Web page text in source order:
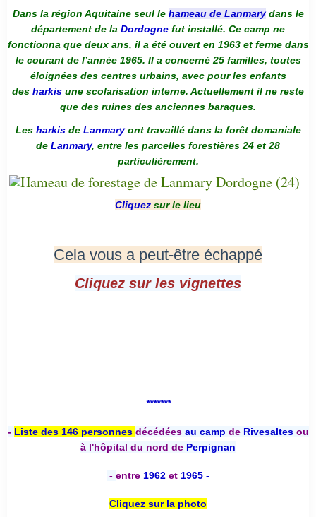
Dans la région Aquitaine seul le hameau de Lanmarydans le
département de la Dordogne fut installé. Ce camp ne
fonctionna que deux ans, il a été ouvert en 1963 et ferme dans
le courant de l’année 1965. Il a concerné 25 familles, toutes
éloignées des centres urbains, avec pour les enfants
des harkis une scolarisation interne. Actuellement il ne reste
que des ruines des anciennes baraques.
Les harkis de Lanmaryont travaillé dans la forêt domaniale
de Lanmary, entre les parcelles forestières 24 et 28
particulièrement.
Cliquez sur le lieu
Cela vous a peut-être échappé
Cliquez sur les vignettes
*******
- Liste des 146 personnes décédées au camp deRivesaltesou
à l'hôpital du nord de Perpignan
- entre 1962 et 1965 -
Cliquez sur la photo